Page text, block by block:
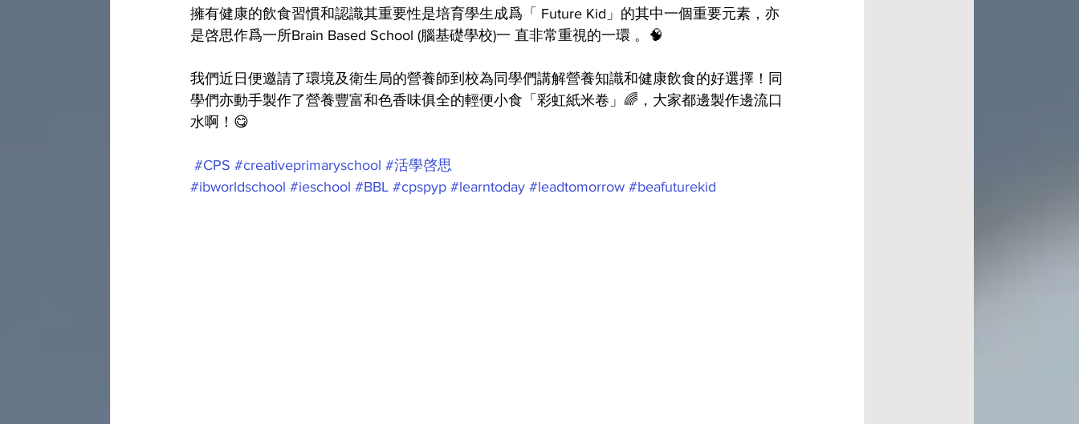
擁有健康的飲食習慣和認識其重要性是培育學生成爲「 Future Kid」的其中一個重要元素，亦
是啓思作爲一所Brain Based School (腦基礎學校)一 直非常重視的一環 。🧠
我們近日便邀請了環境及衛生局的營養師到校為同學們講解營養知識和健康飲食的好選擇！同
學們亦動手製作了營養豐富和色香味俱全的輕便小食「彩虹紙米卷」🌈，大家都邊製作邊流口
水啊！😋
#CPS #creativeprimaryschool #活學啓思
#ibworldschool #ieschool #BBL #cpspyp #learntoday #leadtomorrow #beafuturekid